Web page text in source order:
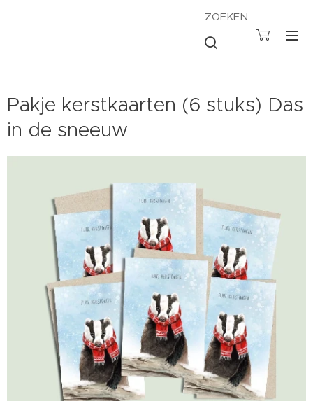
ZOEKEN
Pakje kerstkaarten (6 stuks) Das
in de sneeuw